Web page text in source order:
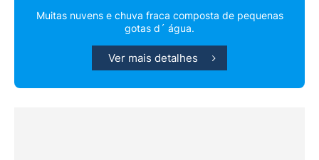
Muitas nuvens e chuva fraca composta de pequenas
gotas d´ água.
Ver mais detalhes